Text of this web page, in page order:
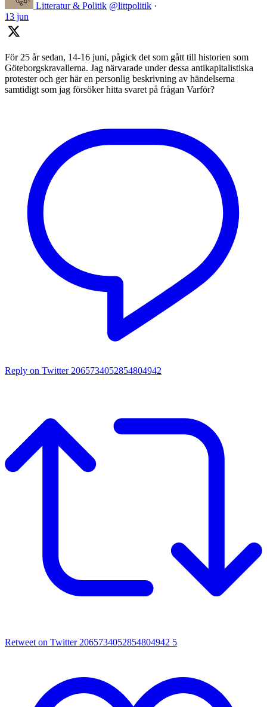
Litteratur & Politik @littpolitik ·
13 jun
För 25 år sedan, 14-16 juni, pågick det som gått till historien som
Göteborgskravallerna. Jag närvarade under dessa antikapitalistiska
protester och ger här en personlig beskrivning av händelserna
samtidigt som jag försöker hitta svaret på frågan Varför?
Reply on Twitter 2065734052854804942
Retweet on Twitter 2065734052854804942 5